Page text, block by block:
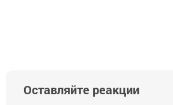
Оставляйте реакции